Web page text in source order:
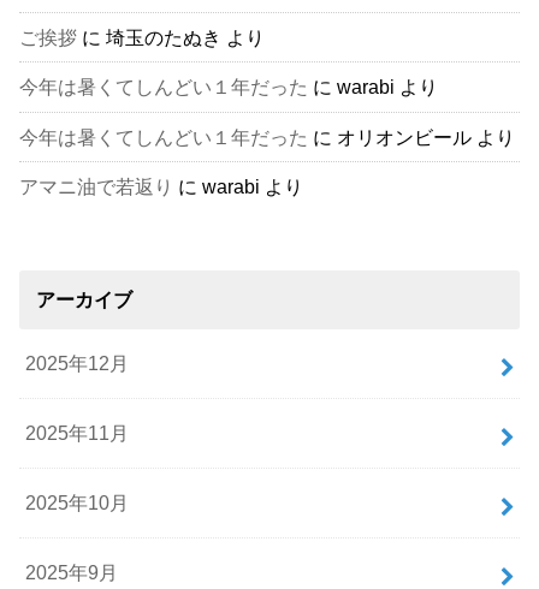
ご挨拶 に埼玉のたぬき より
今年は暑くてしんどい１年だった にwarabi より
今年は暑くてしんどい１年だった に オリオンビール より
アマニ油で若返り にwarabi より
アーカイブ
2025年12月
2025年11月
2025年10月
2025年9月